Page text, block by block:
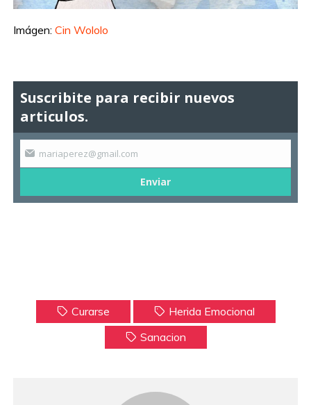
Imágen:Cin Wololo
Suscribite para recibir nuevos
articulos.
mariaperez@gmail.com
Enviar
Curarse
Herida Emocional
Sanacion